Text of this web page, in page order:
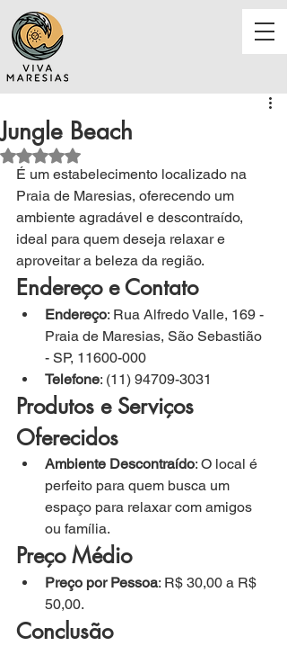
Jungle Beach
Avaliado com NaN de 5 estrelas.
É um estabelecimento localizado na
Praia de Maresias, oferecendo um
ambiente agradável e descontraído,
ideal para quem deseja relaxar e
aproveitar a beleza da região.
Endereço e Contato
Endereço: Rua Alfredo Valle, 169 -
Praia de Maresias, São Sebastião
- SP, 11600-000
Telefone: (11) 94709-3031
Produtos e Serviços
Oferecidos
Ambiente Descontraído: O local é
perfeito para quem busca um
espaço para relaxar com amigos
ou família.
Preço Médio
Preço por Pessoa: R$ 30,00 a R$
50,00.
Conclusão